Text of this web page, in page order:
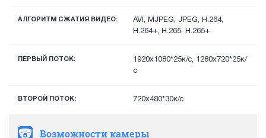
АЛГОРИТМ СЖАТИЯ ВИДЕО:
AVI, MJPEG, JPEG, H.264,
H.264+, H.265, H.265+
ПЕРВЫЙ ПОТОК:
1920х1080*25к/с, 1280х720*25к/
с
ВТОРОЙ ПОТОК: 720х480*30к/с
Возможности камеры